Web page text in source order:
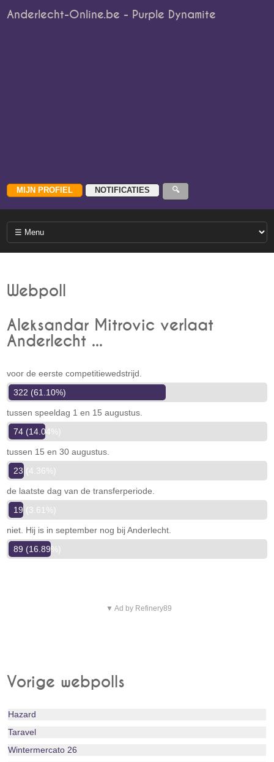
Anderlecht-Online.be - Purple Dynamite
Webpoll
Aleksandar Mitrovic verlaat
Anderlecht ...
voor de eerste competitiewedstrijd.
322 (61.10%)
tussen speeldag 1 en 15 augustus.
74 (14.04%)
tussen 15 en 30 augustus.
23 (4.36%)
de laatste dag van de transferperiode.
19 (3.61%)
niet. Hij is in september nog bij Anderlecht.
89 (16.89%)
▼ Ad by Refinery89
Vorige webpolls
Hazard
Taravel
Wintermercato 26